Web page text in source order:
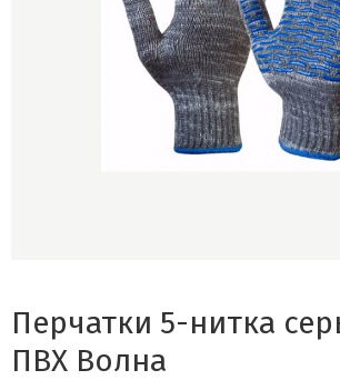
Перчатки 5-нитка
ПВХ Волна